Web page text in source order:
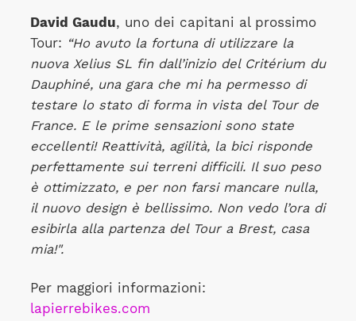
David Gaudu, uno dei capitani al prossimo
Tour: “Ho avuto la fortuna di utilizzare la
nuova Xelius SL fin dall’inizio del Critérium du
Dauphiné, una gara che mi ha permesso di
testare lo stato di forma in vista del Tour de
France. E le prime sensazioni sono state
eccellenti! Reattività, agilità, la bici risponde
perfettamente sui terreni difficili. Il suo peso
è ottimizzato, e per non farsi mancare nulla,
il nuovo design è bellissimo. Non vedo l’ora di
esibirla alla partenza del Tour a Brest, casa
mia!".
Per maggiori informazioni:
lapierrebikes.com